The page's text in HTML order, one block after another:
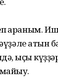
ҡараным.
ҡыҫыҡ